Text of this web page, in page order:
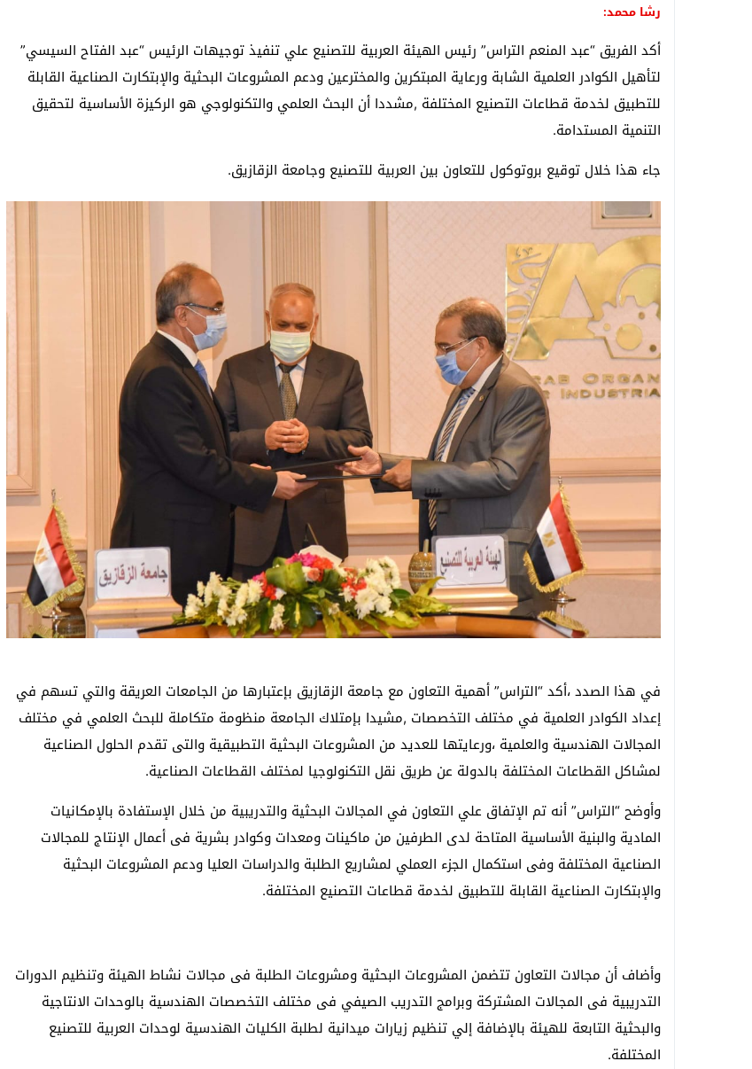
رشا محمد:
أكد الفريق “عبد المنعم التراس” رئيس الهيئة العربية للتصنيع علي تنفيذ توجيهات الرئيس “عبد الفتاح السيسي”
لتأهيل الكوادر العلمية الشابة ورعاية المبتكرين والمخترعين ودعم المشروعات البحثية والإبتكارت الصناعية القابلة
للتطبيق لخدمة قطاعات التصنيع المختلفة ,مشددا أن البحث العلمي والتكنولوجي هو الركيزة الأساسية لتحقيق
التنمية المستدامة.
جاء هذا خلال توقيع بروتوكول للتعاون بين العربية للتصنيع وجامعة الزقازيق.
في هذا الصدد ،أكد “التراس” أهمية التعاون مع جامعة الزقازيق بإعتبارها من الجامعات العريقة والتي تسهم في
إعداد الكوادر العلمية في مختلف التخصصات ,مشيدا بإمتلاك الجامعة منظومة متكاملة للبحث العلمي في مختلف
المجالات الهندسية والعلمية ،ورعايتها للعديد من المشروعات البحثية التطبيقية والتى تقدم الحلول الصناعية
لمشاكل القطاعات المختلفة بالدولة عن طريق نقل التكنولوجيا لمختلف القطاعات الصناعية.
وأوضح “التراس” أنه تم الإتفاق علي التعاون في المجالات البحثية والتدريبية من خلال الإستفادة بالإمكانيات
المادية والبنية الأساسية المتاحة لدى الطرفين من ماكينات ومعدات وكوادر بشرية فى أعمال الإنتاج للمجالات
الصناعية المختلفة وفى استكمال الجزء العملي لمشاريع الطلبة والدراسات العليا ودعم المشروعات البحثية
والإبتكارت الصناعية القابلة للتطبيق لخدمة قطاعات التصنيع المختلفة.
وأضاف أن مجالات التعاون تتضمن المشروعات البحثية ومشروعات الطلبة فى مجالات نشاط الهيئة وتنظيم الدورات
التدريبية فى المجالات المشتركة وبرامج التدريب الصيفي فى مختلف التخصصات الهندسية بالوحدات الانتاجية
والبحثية التابعة للهيئة بالإضافة إلي تنظيم زيارات ميدانية لطلبة الكليات الهندسية لوحدات العربية للتصنيع
المختلفة.